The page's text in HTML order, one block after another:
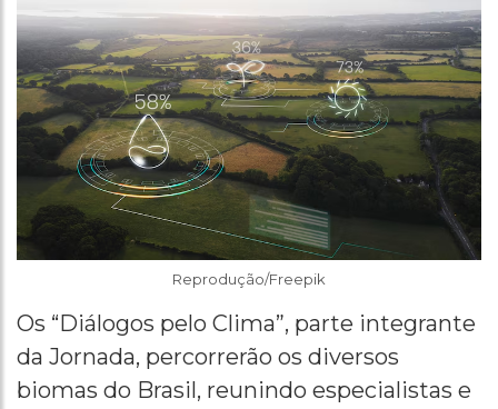
Reprodução/Freepik
Os “Diálogos pelo Clima”, parte integrante
da Jornada, percorrerão os diversos
biomas do Brasil, reunindo especialistas e